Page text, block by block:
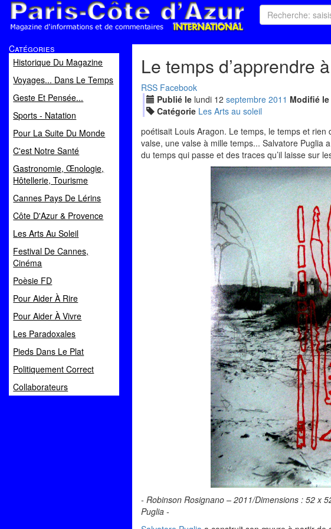
Magazine d'informations et de commentaires
Catégories
Historique Du Magazine
Voyages... Dans Le Temps
Geste Et Pensée...
Sports - Natation
Pour La Suite Du Monde
C'est Notre Santé
Gastronomie, Œnologie,
Hôtellerie, Tourisme
Cannes Pays De Lérins
Côte D'Azur & Provence
Les Arts Au Soleil
Festival De Cannes,
Cinéma
Poèsie FD
Pour Aider À Rire
Pour Aider À Vivre
Les Paradoxales
Pieds Dans Le Plat
Politiquement Correct
Collaborateurs
Le temps d’apprendre
RSS Facebook
Publié le lundi 12 septembre 2011 Modifié le
Catégorie Les Arts au soleil
poétisait Louis Aragon. Le temps, le temps et rien
valse, une valse à mille temps... Salvatore Puglia
du temps qui passe et des traces qu’il laisse sur
- Robinson Rosignano – 2011/Dimensions : 52 x
Puglia -